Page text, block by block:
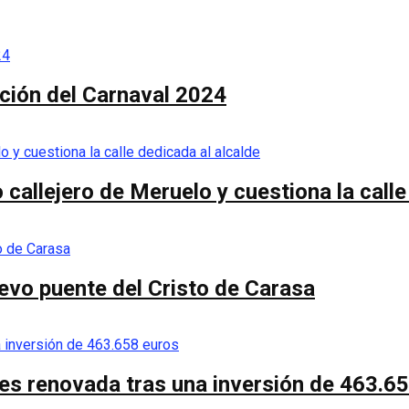
del Carnaval 2024
de Meruelo y cuestiona la
puente del Cristo de Carasa
renovada tras una inversión de